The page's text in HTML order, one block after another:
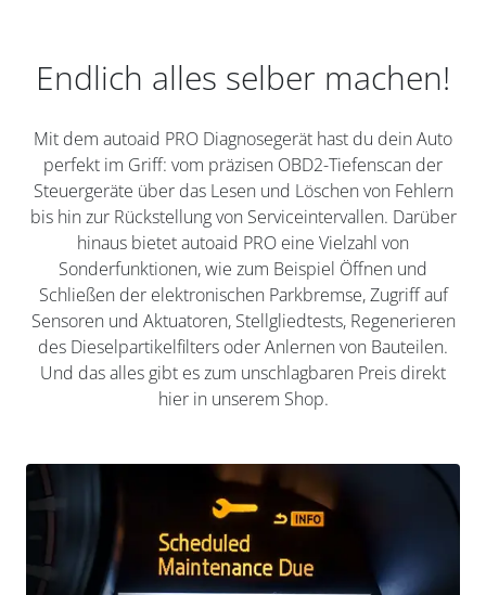
Endlich alles selber machen!
Mit dem autoaid PRO Diagnosegerät hast du dein Auto
perfekt im Griff: vom präzisen OBD2-Tiefenscan der
Steuergeräte über das Lesen und Löschen von Fehlern
bis hin zur Rückstellung von Serviceintervallen. Darüber
hinaus bietet autoaid PRO eine Vielzahl von
Sonderfunktionen, wie zum Beispiel Öffnen und
Schließen der elektronischen Parkbremse, Zugriff auf
Sensoren und Aktuatoren, Stellgliedtests, Regenerieren
des Dieselpartikelfilters oder Anlernen von Bauteilen.
Und das alles gibt es zum unschlagbaren Preis direkt
hier in unserem Shop.